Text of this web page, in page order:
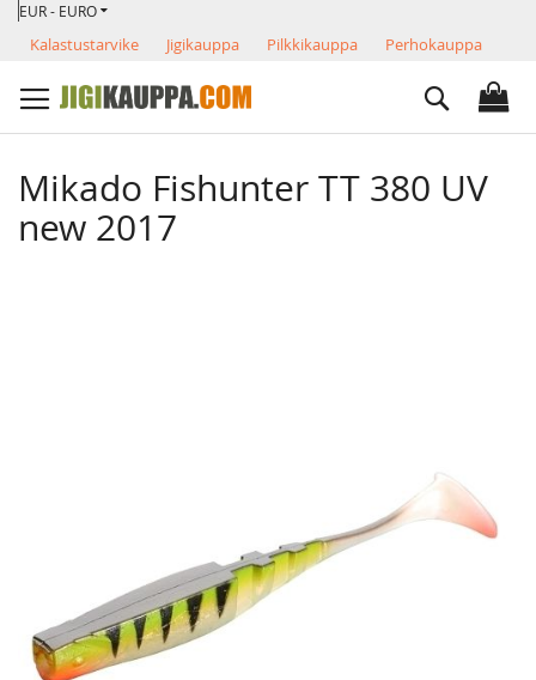
Skip
Content
VALUUTTA
EUR - EURO
Kalastustarvike Jigikauppa Pilkkikauppa
Perhokauppa
Search
Mikado Fishunter TT 380 UV
new 2017